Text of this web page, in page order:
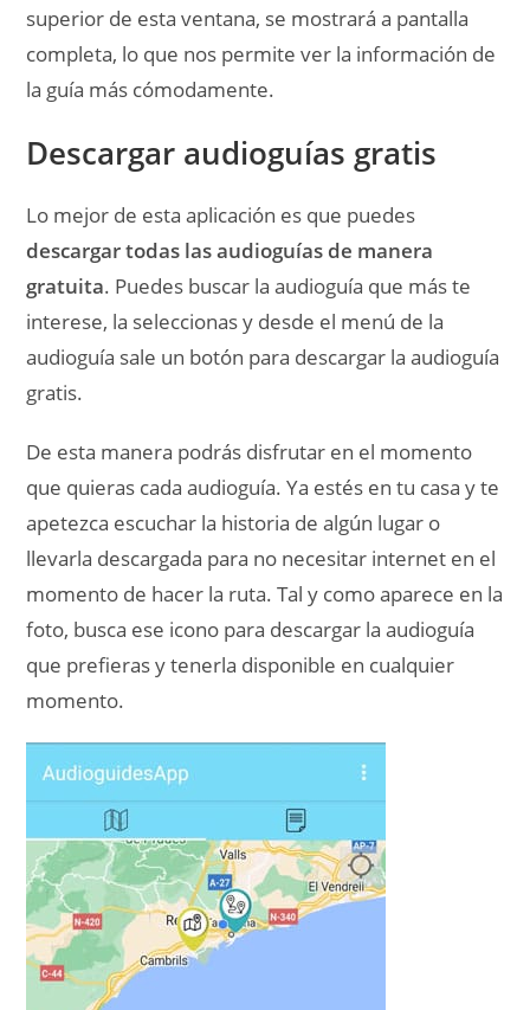
superior de esta ventana, se mostrará a pantalla
completa, lo que nos permite ver la información de
la guía más cómodamente.
Descargar audioguías gratis
Lo mejor de esta aplicación es que puedes
descargar todas las audioguías de manera
gratuita. Puedes buscar la audioguía que más te
interese, la seleccionas y desde el menú de la
audioguía sale un botón para descargar la audioguía
gratis.
De esta manera podrás disfrutar en el momento
que quieras cada audioguía. Ya estés en tu casa y te
apetezca escuchar la historia de algún lugar o
llevarla descargada para no necesitar internet en el
momento de hacer la ruta. Tal y como aparece en la
foto, busca ese icono para descargar la audioguía
que prefieras y tenerla disponible en cualquier
momento.